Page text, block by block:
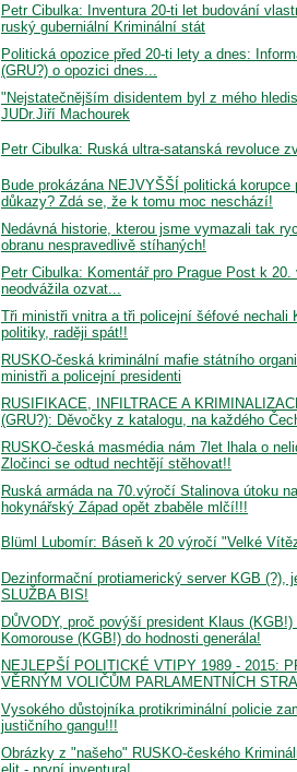
Petr Cibulka: Inventura 20-ti let budování
ruský guberniální Kriminální stát
Politická opozice před 20-ti lety a dnes:
(GRU?) o opozici dnes...
"Nejstatečnějším disidentem byl z mého
JUDr.Jiří Machourek
Petr Cibulka: Ruská ultra-satanská revoluce
Bude prokázána NEJVYŠŠÍ politická
důkazy? Zdá se, že k tomu moc neschází!
Nedávná historie, kterou jsme vymazali tak
obranu nespravedlivě stíhaných!
Petr Cibulka: Komentář pro Prague Post k
neodvážila ozvat...
Tři ministři vnitra a tři policejní šéfové
politiky, raději spát!!
RUSKO-česká kriminální mafie státního
ministři a policejní presidenti
RUSIFIKACE, INFILTRACE A
(GRU?): Děvočky z katalogu, na každého
RUSKO-česká masmédia nám 7let lhala o
Zločinci se odtud nechtějí stěhovat!!
Ruská armáda na 70.výročí Stalinova útoku
hokynářský Západ opět zbaběle mlčí!!!
Blüml Lubomír: Báseň k 20 výročí "Velké
Dezinformační protiamerický server KGB (?),
SLUŽBA BIS!
DŮVODY, proč povýší president Klaus
Komorouse (KGB!) do hodnosti generála!
NEJLEPŠÍ POLITICKÉ VTIPY 1989 - 2015:
VĚRNÝM VOLIČŮM PARLAMENTNÍCH
Vysokého důstojníka protikriminální policie
justičního gangu!!!
Obrázky z "našeho" RUSKO-českého